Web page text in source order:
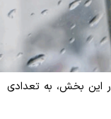
این بخش، به تعدادی